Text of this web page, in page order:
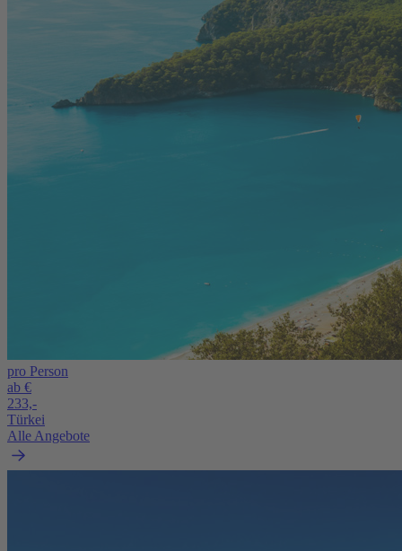
pro Person
ab €
233,-
Türkei
Alle Angebote